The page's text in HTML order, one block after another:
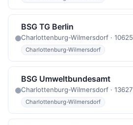
BSG TG Berlin
Charlottenburg-Wilmersdorf · 10625
Charlottenburg-Wilmersdorf
BSG Umweltbundesamt
Charlottenburg-Wilmersdorf · 13627
Charlottenburg-Wilmersdorf